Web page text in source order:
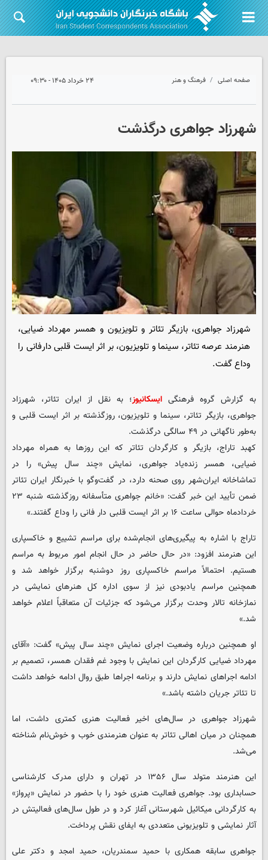
صفحه اصلی فرهنگ و هنر ۲۴ خرداد ۱۴۰۵ - ۰۹:۳۰
شهرزاد جواهری درگذشت
شهرزاد جواهری، بازیگر تئاتر و تلویزیون و همسر مهرداد ضیایی،
هنرمند عرصه تئاتر، سینما و تلویزیون، بر اثر ایست قلبی دارفانی را
وداع گفت.
به گزارش گروه فرهنگی ایسکانیوز؛ به نقل از ایران تئاتر، شهرزاد
جواهری، بازیگر تئاتر، سینما و تلویزیون، روزگذشته بر اثر ایست قلبی و
به‌طور ناگهانی در ۴۹ سالگی درگذشت.
کهبد تاراج، بازیگر و کارگردان تئاتر که این روزها به همراه مهرداد
ضیایی، همسر زنده‌یاد جواهری، نمایش «چند سال پیش» را در
تماشاخانه ایران‌شهر روی صحنه دارد، در گفت‌وگو با خبرنگار ایران تئاتر
ضمن تأیید این خبر گفت: «خانم جواهری متأسفانه روزگذشته شنبه ۲۳
خردادماه حوالی ساعت ۱۶ بر اثر ایست قلبی دار فانی را وداع گفتند.»
تاراج با اشاره به پیگیری‌های انجام‌شده برای مراسم تشییع و خاکسپاری
این هنرمند افزود: «در حال حاضر در حال انجام امور مربوط به مراسم
هستیم. احتمالاً مراسم خاکسپاری روز دوشنبه برگزار خواهد شد و
همچنین مراسم یادبودی نیز از سوی اداره کل هنرهای نمایشی در
نمازخانه تالار وحدت برگزار می‌شود که جزئیات آن متعاقباً اعلام خواهد
شد.»
او همچنین درباره وضعیت اجرای نمایش «چند سال پیش» گفت: «آقای
مهرداد ضیایی کارگردان این نمایش با وجود غم فقدان همسر، تصمیم بر
ادامه اجراهای نمایش دارند و برنامه اجراها طبق روال ادامه خواهد داشت
تا تئاتر جریان داشته باشد.»
شهرزاد جواهری در سال‌های اخیر فعالیت هنری کمتری داشت، اما
همچنان در میان اهالی تئاتر به عنوان هنرمندی خوب و خوش‌نام شناخته
می‌شد.
این هنرمند متولد سال ۱۳۵۶ در تهران و دارای مدرک کارشناسی
حسابداری بود. جواهری فعالیت هنری خود را با حضور در نمایش «پرواز»
به کارگردانی میکائیل شهرستانی آغاز کرد و در طول سال‌های فعالیتش در
آثار نمایشی و تلویزیونی متعددی به ایفای نقش پرداخت.
جواهری سابقه همکاری با حمید سمندریان، حمید امجد و دکتر علی